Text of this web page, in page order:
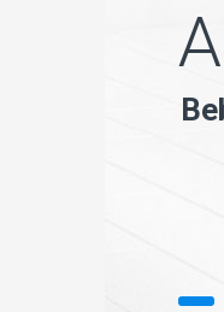
A
Be